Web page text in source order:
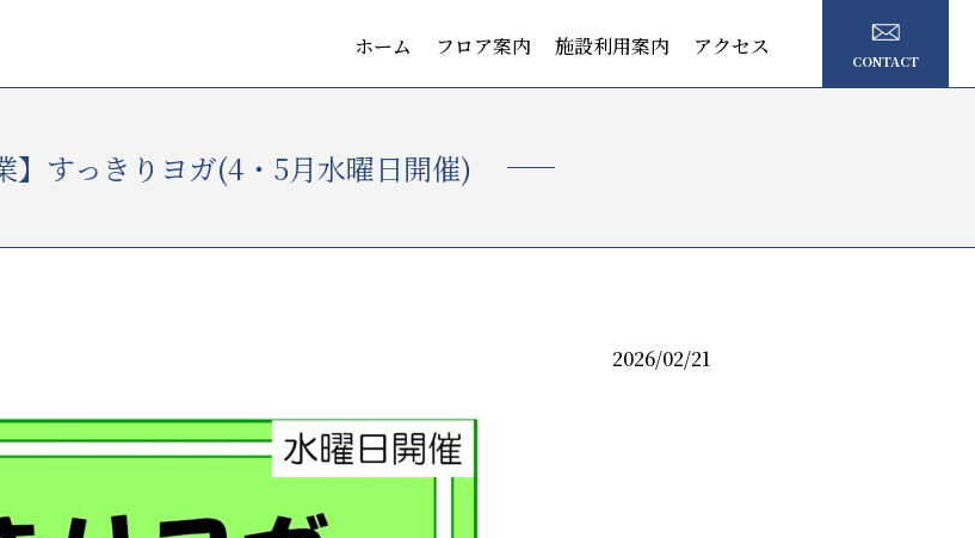
ホーム フロア案内 施設利用案内 アクセス
CONTACT
】すっきりヨガ(4・5月水曜日開催)
2026/02/21